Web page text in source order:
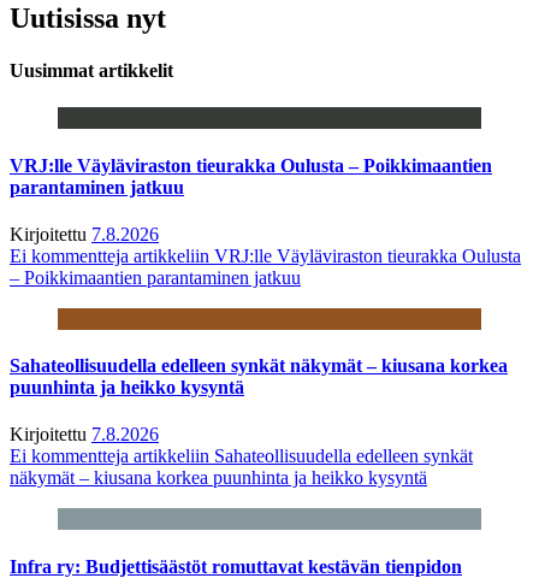
Uutisissa nyt
Uusimmat artikkelit
VRJ:lle Väyläviraston tieurakka Oulusta – Poikkimaantien
parantaminen jatkuu
Kirjoitettu 7.8.2026
Ei kommentteja artikkeliin VRJ:lle Väyläviraston tieurakka Oulusta
– Poikkimaantien parantaminen jatkuu
Sahateollisuudella edelleen synkät näkymät – kiusana korkea
puunhinta ja heikko kysyntä
Kirjoitettu 7.8.2026
Ei kommentteja artikkeliin Sahateollisuudella edelleen synkät
näkymät – kiusana korkea puunhinta ja heikko kysyntä
Infra ry: Budjettisäästöt romuttavat kestävän tienpidon